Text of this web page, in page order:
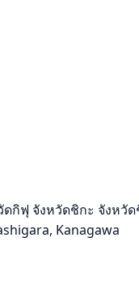
กิฟุ จังหวัดชิกะ จังหวั
Kanagawa